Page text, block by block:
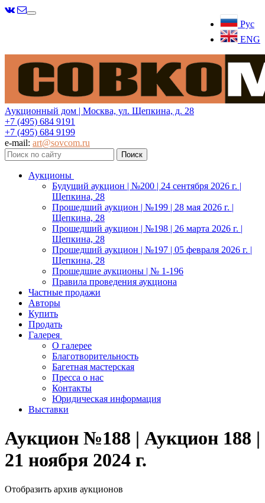
Рус
ENG
Меню
Аукционный дом | Москва, ул. Щепкина, д. 28
+7 (495) 684 9191
+7 (495) 684 9199
e-mail: art@sovcom.ru
Аукционы
Будущий аукцион | №200 | 24 сентября 2026 г. |
Щепкина, 28
Прошедший аукцион | №199 | 28 мая 2026 г. |
Щепкина, 28
Прошедший аукцион | №198 | 26 марта 2026 г. |
Щепкина, 28
Прошедший аукцион | №197 | 05 февраля 2026 г. |
Щепкина, 28
Прошедшие аукционы | № 1-196
Правила проведения аукциона
Частные продажи
Авторы
Купить
Продать
Галерея
О галерее
Благотворительность
Багетная мастерская
Пресса о нас
Контакты
Юридическая информация
Выставки
Аукцион №188 | Аукцион 188 |
21 ноября 2024 г.
Отобразить архив аукционов